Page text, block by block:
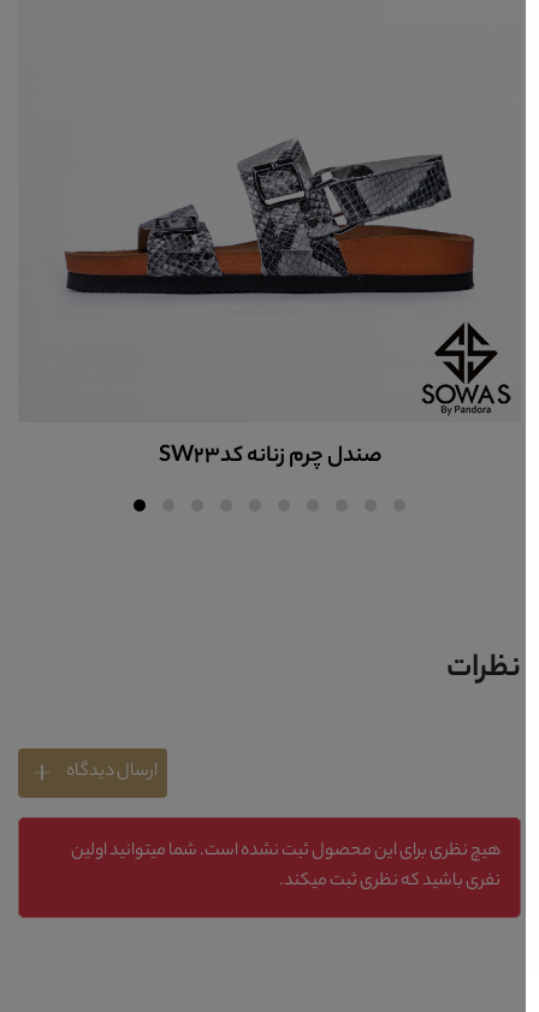
صندل چرم زنانه کدSW23
نظرات
ارسال دیدگاه
هیچ نظری برای این محصول ثبت نشده است. شما میتوانید اولین
نفری باشید که نظری ثبت میکند.